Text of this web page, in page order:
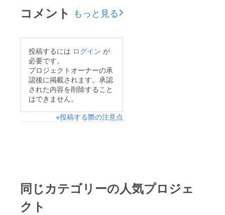
ていきます。よろしく
ター（丸ノ内線方南
町）にて行います。
お越しくださいませ。
また、ご支援の募集
は10/31（火）まで続
けております。 周り
引き続きよろしくお願
コメント もっと見る
投稿するには ログイン が
必要です。
プロジェクトオーナーの承
認後に掲載されます。承認
された内容を削除すること
はできません。
※投稿する際の注意点
同じカテゴリーの人気プロジェ
クト